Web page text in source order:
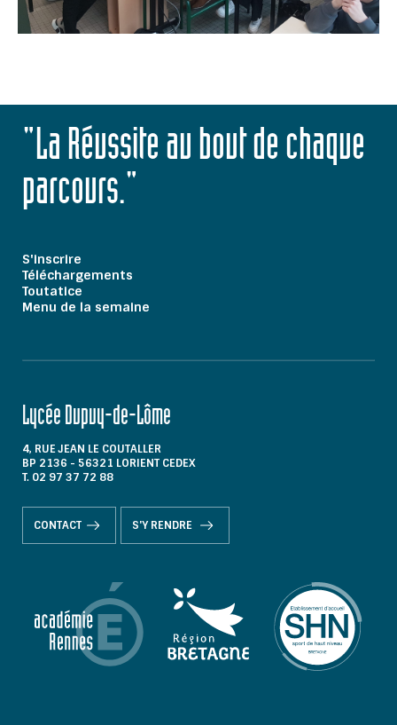
"La Réussite au bout de chaque
parcours."
S'inscrire
Téléchargements
Toutatice
Menu de la semaine
Lycée Dupuy-de-Lôme
4, RUE JEAN LE COUTALLER
BP 2136 - 56321 LORIENT CEDEX
T. 02 97 37 72 88
CONTACT S'Y RENDRE